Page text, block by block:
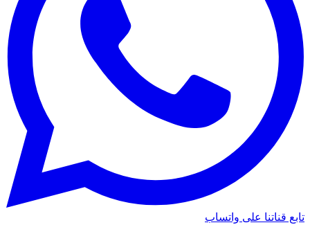
تابع قناتنا على واتساب